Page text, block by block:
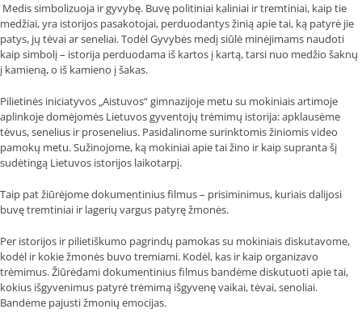
Medis simbolizuoja ir gyvybę. Buvę politiniai kaliniai ir tremtiniai, kaip tie
medžiai, yra istorijos pasakotojai, perduodantys žinią apie tai, ką patyrė jie
patys, jų tėvai ar seneliai. Todėl Gyvybės medį siūlė minėjimams naudoti
kaip simbolį – istorija perduodama iš kartos į kartą, tarsi nuo medžio šaknų
į kamieną, o iš kamieno į šakas.
Pilietinės iniciatyvos „Aistuvos“ gimnazijoje metu su mokiniais artimoje
aplinkoje domėjomės Lietuvos gyventojų trėmimų istorija: apklausėme
tėvus, senelius ir prosenelius. Pasidalinome surinktomis žiniomis video
pamokų metu. Sužinojome, ką mokiniai apie tai žino ir kaip supranta šį
sudėtingą Lietuvos istorijos laikotarpį.
Taip pat žiūrėjome dokumentinius filmus – prisiminimus, kuriais dalijosi
buvę tremtiniai ir lagerių vargus patyrę žmonės.
Per istorijos ir pilietiškumo pagrindų pamokas su mokiniais diskutavome,
kodėl ir kokie žmonės buvo tremiami. Kodėl, kas ir kaip organizavo
trėmimus. Žiūrėdami dokumentinius filmus bandėme diskutuoti apie tai,
kokius išgyvenimus patyrė trėmimą išgyvenę vaikai, tėvai, senoliai.
Bandėme pajusti žmonių emocijas.